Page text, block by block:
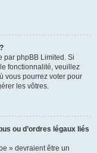
par phpBB Limited. Si
fonctionnalité, veuillez
vous pourrez voter pour
les vôtres.
ou d’ordres légaux liés
» devraient être un